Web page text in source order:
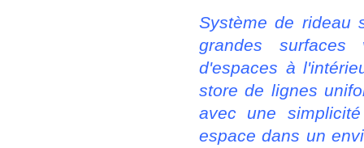
Système de rideau
grandes
d'espaces à
store de lignes
avec une
espace dans un